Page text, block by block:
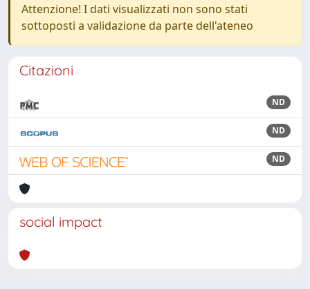
Attenzione! I dati visualizzati non sono stati
sottoposti a validazione da parte dell'ateneo
Citazioni
ND
ND
ND
social impact